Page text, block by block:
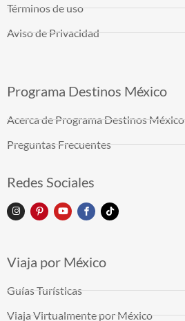
Términos de uso
Aviso de Privacidad
Programa Destinos México
Acerca de Programa Destinos México
Preguntas Frecuentes
Redes Sociales
Viaja por México
Guías Turísticas
Viaja Virtualmente por México